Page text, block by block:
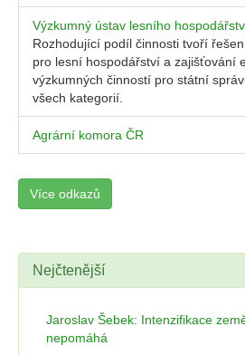
Výzkumný ústav lesního
Rozhodující podíl činnosti tvoří
pro lesní hospodářství a zajišťování
výzkumných činností pro státní
všech kategorií.
Agrární komora ČR
Více odkazů
Nejčtenější
Jaroslav Šebek: Intenzifikace
nepomáhá